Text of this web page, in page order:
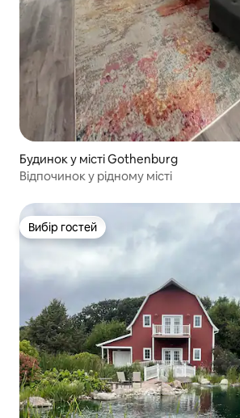
Будинок у місті Gothenburg
Відпочинок у рідному місті
Вибір гостей
Вибір гостей